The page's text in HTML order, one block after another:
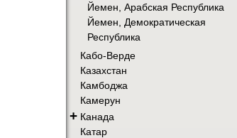
Йемен, Арабская Республика
Йемен, Демократическая
Республика
Кабо-Верде
Казахстан
Камбоджа
Камерун
+ Канада
Катар